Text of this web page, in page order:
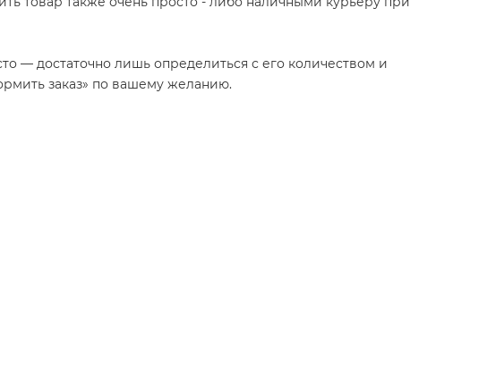
— достаточно лишь определиться с его количеством и
заказ» по вашему желанию.